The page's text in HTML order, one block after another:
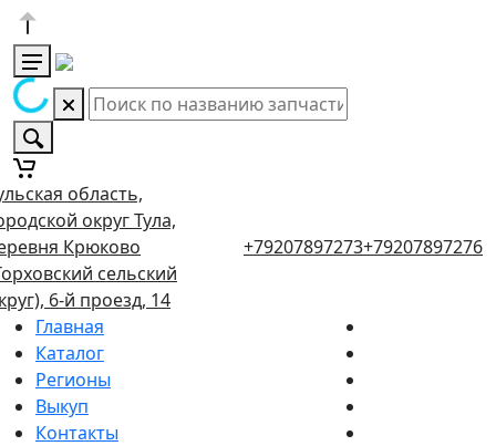
область,
округ Тула,
Крюково
сельский
6-й проезд, 14
+79207897273+79207897276
Главная
Каталог
Регионы
Выкуп
Контакты